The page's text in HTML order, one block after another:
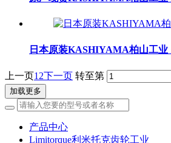
日本原装KASHIYAMA柏山工业
上一页1 2下一页 转至第
加载更多
产品中心
Limitorque利米托克齿轮工业